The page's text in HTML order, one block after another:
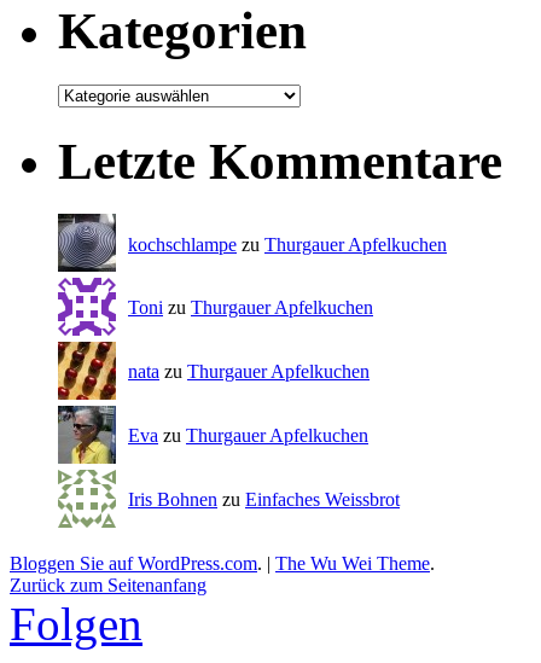
Kategorien
Letzte Kommentare
kochschlampe zu Thurgauer Apfelkuchen
Toni zu Thurgauer Apfelkuchen
nata zu Thurgauer Apfelkuchen
Eva zu Thurgauer Apfelkuchen
Iris Bohnen zu Einfaches Weissbrot
Bloggen Sie auf WordPress.com. | The Wu Wei Theme.
Zurück zum Seitenanfang
Folgen